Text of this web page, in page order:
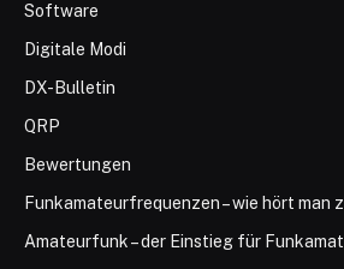
Software
Digitale Modi
DX-Bulletin
QRP
Bewertungen
Funkamateurfrequenzen – wie hört man
Amateurfunk – der Einstieg für